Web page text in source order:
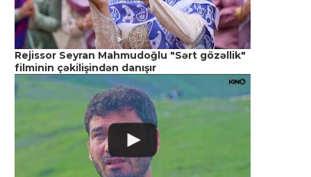
Rejissor Seyran Mahmudoğlu "Sərt gözəllik"
filminin çəkilişindən danışır